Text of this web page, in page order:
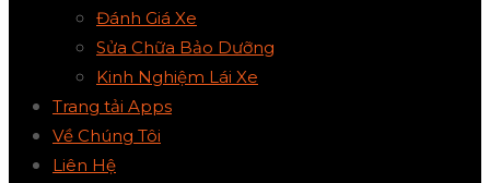
Đánh Giá Xe
Sửa Chữa Bảo Dưỡng
Kinh Nghiệm Lái Xe
Trang tải Apps
Về Chúng Tôi
Liên Hệ